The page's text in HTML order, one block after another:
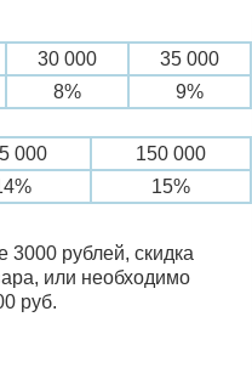
30 000
35 000
8% 9%
000
150 000
15%
рублей, скидка
или необходимо
руб.